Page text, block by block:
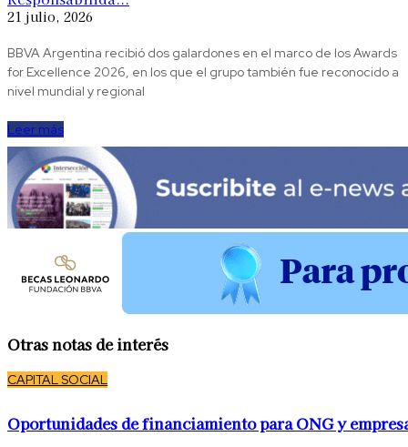
21 julio, 2026
BBVA Argentina recibió dos galardones en el marco de los Awards
for Excellence 2026, en los que el grupo también fue reconocido a
nivel mundial y regional
Leer más
Otras notas de interés
CAPITAL SOCIAL
Oportunidades de financiamiento para ONG y